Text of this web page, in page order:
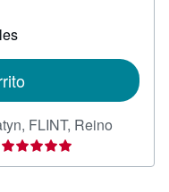
FLINT, Reino
Calificación
del